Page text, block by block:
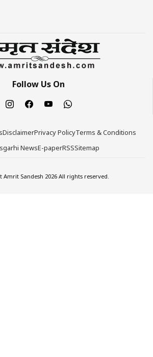
Follow Us On
DisclaimerPrivacy PolicyTerms & Conditions
NewsE-paperRSSSitemap
Sandesh 2026 All rights reserved.